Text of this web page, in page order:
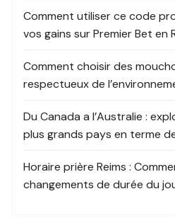
Comment utiliser ce code
vos gains sur Premier Bet en
Comment choisir des
respectueux de
Du Canada a l’Australie :
plus grands pays en terme
Horaire prière Reims :
changements de durée du